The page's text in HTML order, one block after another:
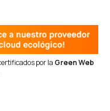
por la Green Web